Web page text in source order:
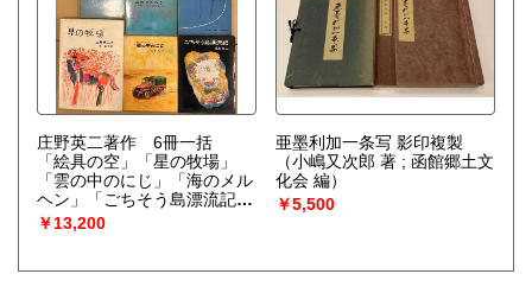
庄野英二著作 6冊一括
「絵具の空」「星の牧場」
「雲の中のにじ」「海のメル
ヘン」「ごちそう島漂流記」
「ムギワラの季節」
英二）
￥13,200
亜墨利加一条写 影印複製
（小嶋又次郎 著 ; 函館郷土文
化会 編）
￥5,500